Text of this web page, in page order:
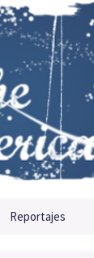
Reportajes